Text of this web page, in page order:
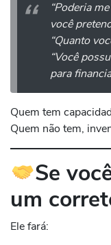
“Poderia
você
“Quanto
“Você
para
Quem tem
Quem não tem,
Se
um
Ele fará: